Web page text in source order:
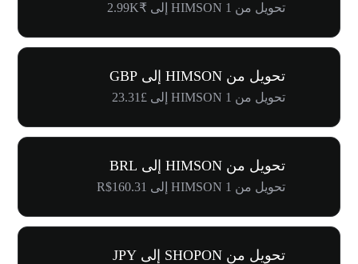
تحويل من 1 HIMSON إلى ₹2.99K
تحويل من HIMSON إلى GBP
تحويل من 1 HIMSON إلى £23.31
تحويل من HIMSON إلى BRL
تحويل من 1 HIMSON إلى R$160.31
تحويل من SHOPON إلى JPY